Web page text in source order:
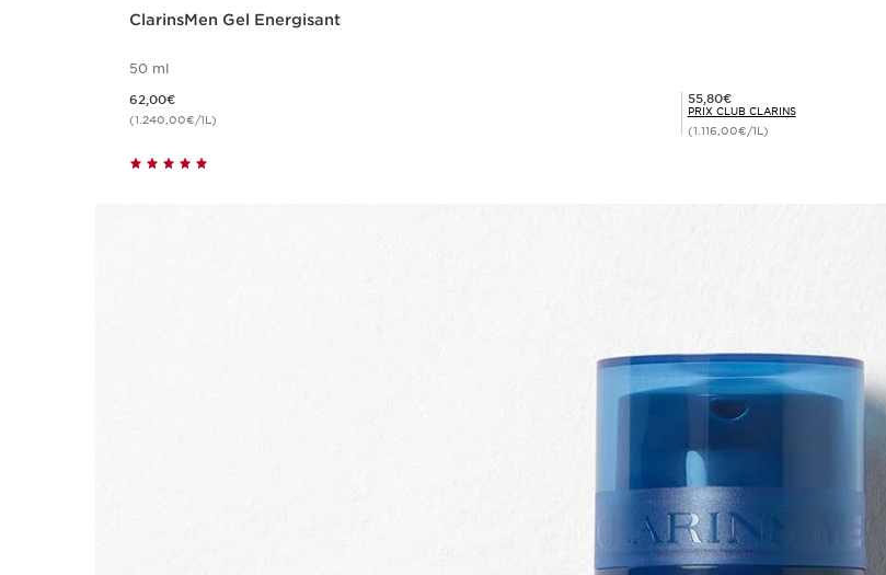
ClarinsMen Gel Energisant
50 ml
62,00€
(1.240,00€/1L)
Prix Club Clarins 55,80€
55,80€
PRIX CLUB CLARINS
(1.116,00€/1L)